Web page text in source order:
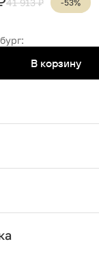
-53%
В корзину